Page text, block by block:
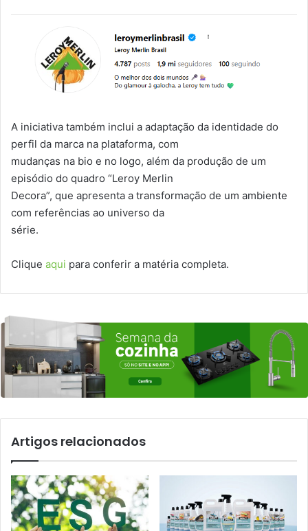
A iniciativa também inclui a adaptação da identidade do
perfil da marca na plataforma, com
mudanças na bio e no logo, além da produção de um
episódio do quadro “Leroy Merlin
Decora”, que apresenta a transformação de um ambiente
com referências ao universo da
série.
Clique aqui para conferir a matéria completa.
Artigos relacionados